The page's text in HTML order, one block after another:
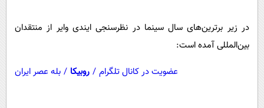
اجتماعی
سیاست خارجی
در زیر برترین‌های سال سینما در نظرسنجی ایندی وایر از منتقدان
بین‌المللی آمده است:
عضویت در کانال تلگرام / روبیکا / بله عصر ایران